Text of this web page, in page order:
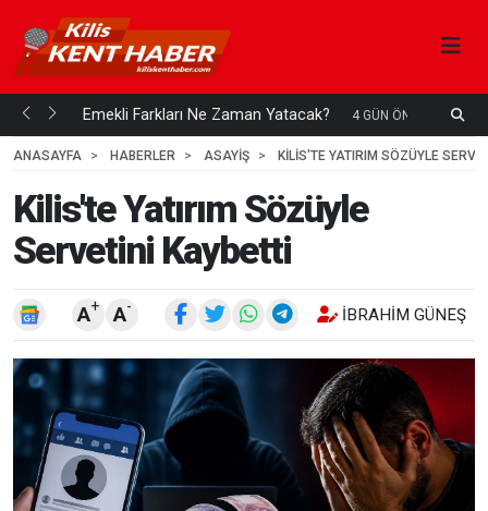
mi... Emekli Farkları Ne Zaman Yatacak? 4 GÜN ÖNCE
ANASAYFA
HABERLER ASAYİŞ KILIS'TE YATIRIM SÖZÜYLE
Kilis'te Yatırım Sözüyle
Servetini Kaybetti
A+ A- İBRAHIM GÜNEŞ